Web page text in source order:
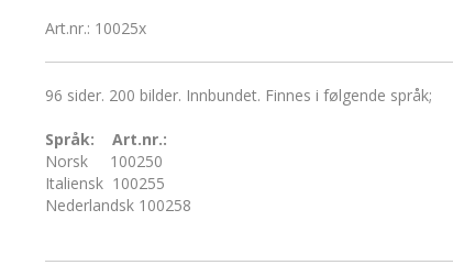
Art.nr.: 10025x
96 sider. 200 bilder. Innbundet. Finnes i følgende språk;
Språk:
Art.nr.:
Norsk 100250
Italiensk 100255
Nederlandsk 100258